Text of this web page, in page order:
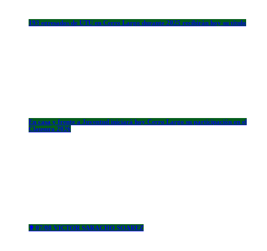
193 egresados de UTU en Cerro Largo durante 2025 recibirán hoy su título
En casa y frente a Juventud iniciará hoy Cerro Largo su participación en el
Clausura 2026
✟ 07/08 VICTOR SARACHO SOAREZ